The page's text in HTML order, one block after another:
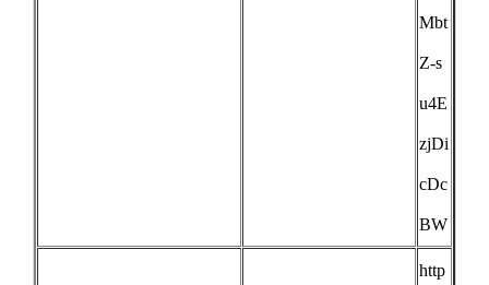
Mbt
Z-s
u4E
zjDi
cDc
BW
http